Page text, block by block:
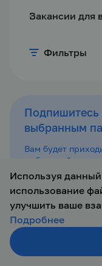
Фильтры
Вакансии для
Подпишитесь
выбранным
Вам будет
выбранной
Вы можете
рассылок с
Используя данный
использование
улучшить ваше
Подробнее